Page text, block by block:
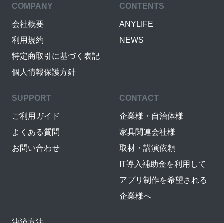
COMPANY
会社概要
利用規約
特定商取引に基づく表記
個人情報保護方針
CONTENTS
ANYLIFE
NEWS
SUPPORT
ご利用ガイド
よくある質問
お問い合わせ
CONTACT
企業様・自治体様
家具関連会社様
取材・講演依頼
IT導入補助金を利用して
アプリ制作を希望される
企業様へ